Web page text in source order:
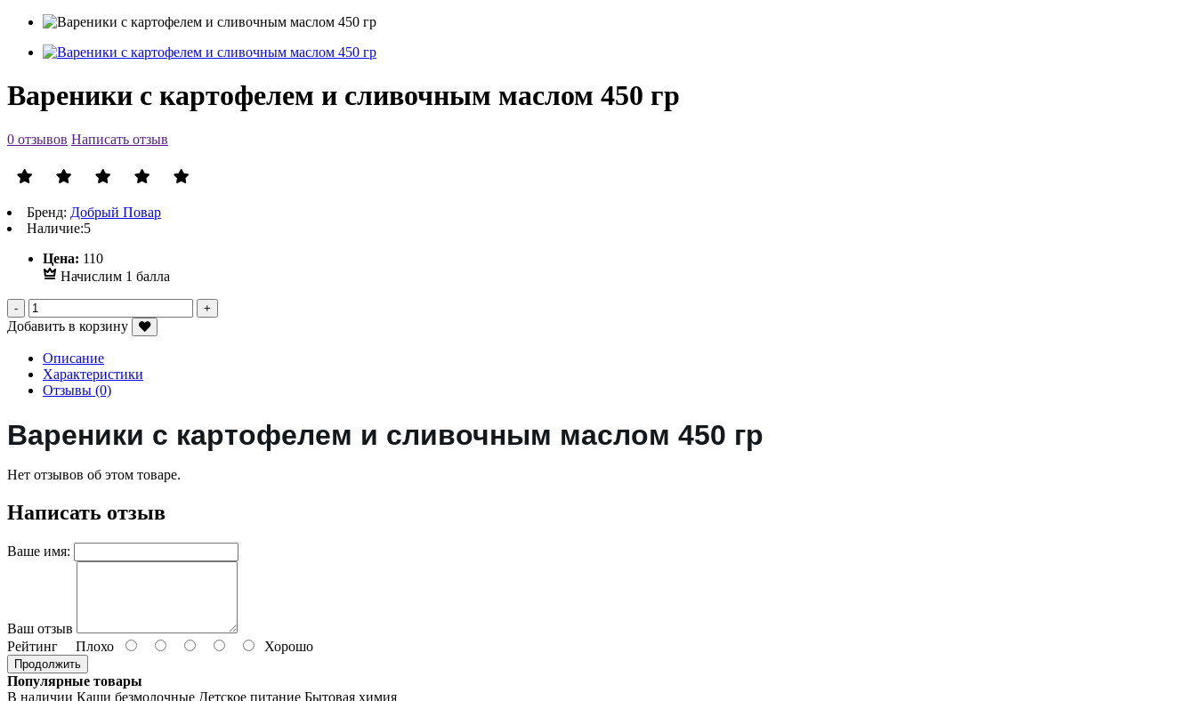
Вареники с картофелем и сливочным маслом 450 гр
0 отзывов Написать отзыв
Бренд: Добрый Повар
Наличие:5
Цена: 110Р
Начислим 1 балла
Добавить в корзину
Описание
Характеристики
Отзывы (0)
Вареники с картофелем и сливочным маслом 450 гр
Нет отзывов об этом товаре.
Написать отзыв
Ваше имя:
Ваш отзыв
Рейтинг Плохо Хорошо
Продолжить
Популярные товары
В наличии Каши безмолочные Детское питание Бытовая химия